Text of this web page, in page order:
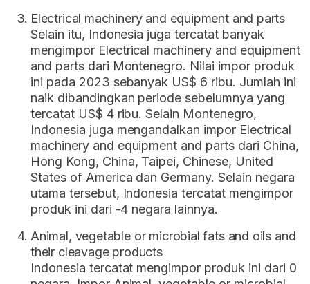
Electrical machinery and equipment and parts
Selain itu, Indonesia juga tercatat banyak
mengimpor Electrical machinery and equipment
and parts dari Montenegro. Nilai impor produk
ini pada 2023 sebanyak US$ 6 ribu. Jumlah ini
naik dibandingkan periode sebelumnya yang
tercatat US$ 4 ribu. Selain Montenegro,
Indonesia juga mengandalkan impor Electrical
machinery and equipment and parts dari China,
Hong Kong, China, Taipei, Chinese, United
States of America dan Germany. Selain negara
utama tersebut, Indonesia tercatat mengimpor
produk ini dari -4 negara lainnya.
Animal, vegetable or microbial fats and oils and
their cleavage products
Indonesia tercatat mengimpor produk ini dari 0